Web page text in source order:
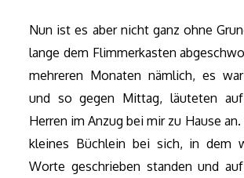
Nun ist es aber nicht ganz ohne
lange dem Flimmerkasten
mehreren Monaten nämlich, es
und so gegen Mittag, läuteten
Herren im Anzug bei mir zu Hause
kleines Büchlein bei sich, in dem
Worte geschrieben standen und